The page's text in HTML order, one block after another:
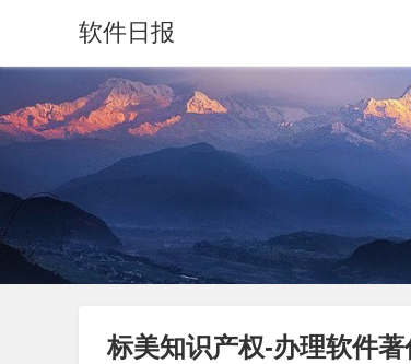
软件日报
标美知识产权-办理软件著